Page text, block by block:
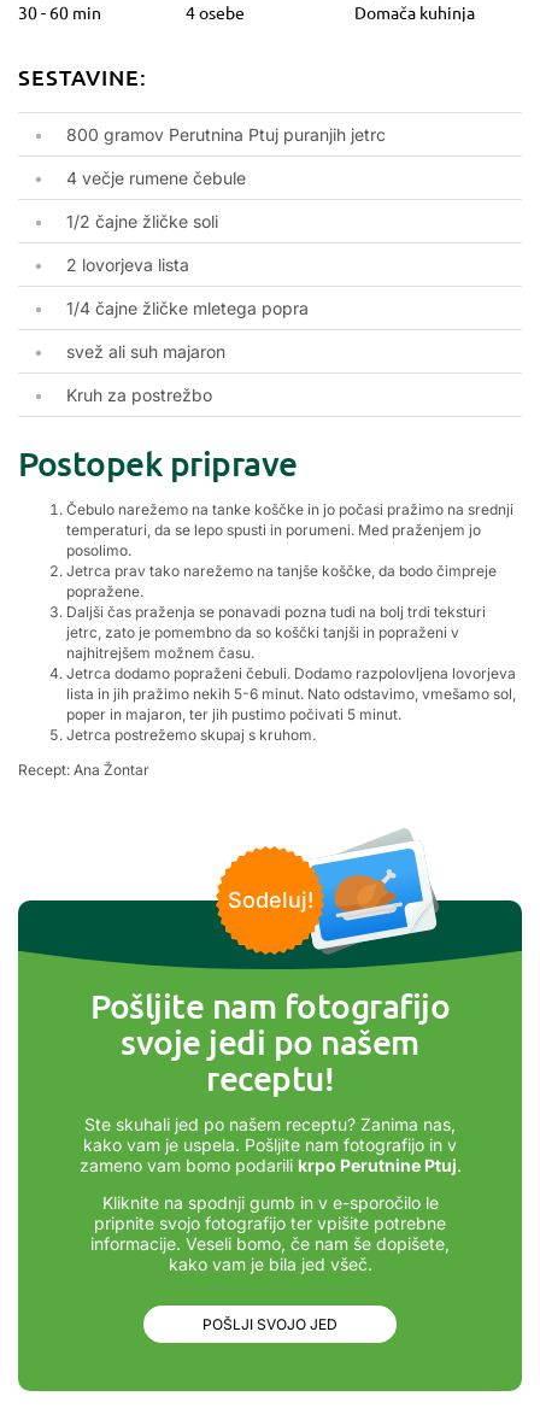
30 - 60 min 4 osebe Domača kuhinja
SESTAVINE:
800 gramov Perutnina Ptuj puranjih jetrc
4 večje rumene čebule
1/2 čajne žličke soli
2 lovorjeva lista
1/4 čajne žličke mletega popra
svež ali suh majaron
Kruh za postrežbo
Postopek priprave
Čebulo narežemo na tanke koščke in jo počasi pražimo na srednji
temperaturi, da se lepo spusti in porumeni. Med praženjem jo
posolimo.
Jetrca prav tako narežemo na tanjše koščke, da bodo čimpreje
popražene.
Daljši čas praženja se ponavadi pozna tudi na bolj trdi teksturi
jetrc, zato je pomembno da so koščki tanjši in popraženi v
najhitrejšem možnem času.
Jetrca dodamo popraženi čebuli. Dodamo razpolovljena lovorjeva
lista in jih pražimo nekih 5-6 minut. Nato odstavimo, vmešamo sol,
poper in majaron, ter jih pustimo počivati 5 minut.
Jetrca postrežemo skupaj s kruhom.
Recept: Ana Žontar
Sodeluj!
Pošljite nam fotografijo
svoje jedi po našem
receptu!
Ste skuhali jed po našem receptu? Zanima nas,
kako vam je uspela. Pošljite nam fotografijo in v
zameno vam bomo podarili krpo Perutnine Ptuj.
Kliknite na spodnji gumb in v e-sporočilo le
pripnite svojo fotografijo ter vpišite potrebne
informacije. Veseli bomo, če nam še dopišete,
kako vam je bila jed všeč.
POŠLJI SVOJO JED